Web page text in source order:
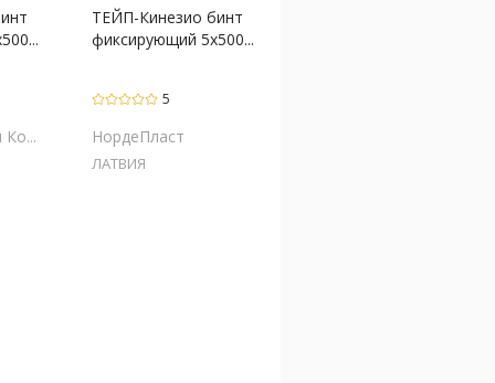
ТЕЙП-Кинезио бинт
фиксирующий 5х500...
5
НордеПласт
ЛАТВИЯ